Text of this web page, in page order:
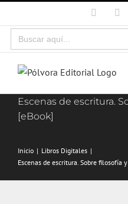
al
contenido
Facebook
Buscar:
Escenas de escritura.
[eBook]
Inicio
Libros Digitales
Escenas de escritura. Sobre filosofía